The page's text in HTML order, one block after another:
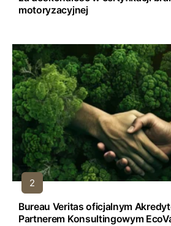
motoryzacyjnej
Bureau Veritas oficjalnym
Partnerem Konsultingowym